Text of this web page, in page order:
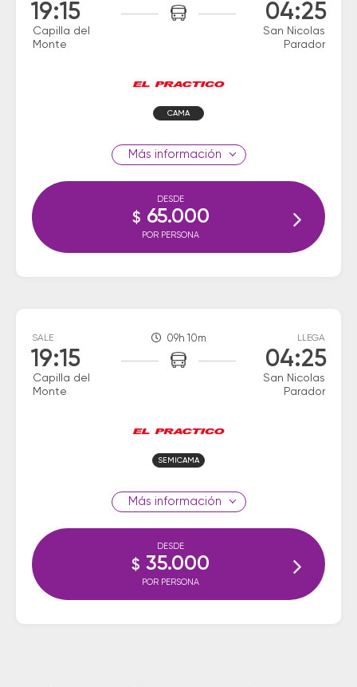
19:15
Capilla del
Monte
04:25
San Nicolas
Parador
CAMA
información
DESDE
$ 65.000
POR PERSONA
SALE
19:15
Capilla del
Monte
09h 10m LLEGA
04:25
San Nicolas
Parador
SEMICAMA
información
DESDE
$ 35.000
POR PERSONA